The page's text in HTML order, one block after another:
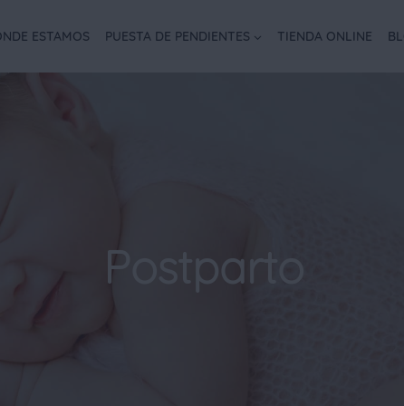
ESTAMOS PUESTA DE PENDIENTES TIENDA ONLINE
Postparto